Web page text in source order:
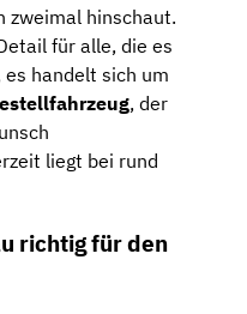
zweimal hinschaut.
für alle, die es
es handelt sich um
, der
liegt bei rund
richtig für den